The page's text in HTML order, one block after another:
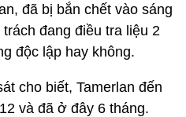
đã bị bắn chết vào sáng
đang điều tra liệu 2
độc lập hay không.
cho biết, Tamerlan đến
và đã ở đây 6 tháng.